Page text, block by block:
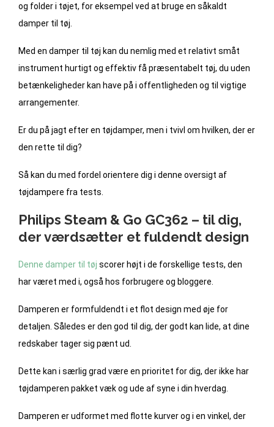
og folder i tøjet, for eksempel ved at bruge en såkaldt
damper til tøj.
Med en damper til tøj kan du nemlig med et relativt småt
instrument hurtigt og effektiv få præsentabelt tøj, du uden
betænkeligheder kan have på i offentligheden og til vigtige
arrangementer.
Er du på jagt efter en tøjdamper, men i tvivl om hvilken, der er
den rette til dig?
Så kan du med fordel orientere dig i denne oversigt af
tøjdampere fra tests.
Philips Steam & Go GC362 – til dig,
der værdsætter et fuldendt design
Denne damper til tøj scorer højt i de forskellige tests, den
har været med i, også hos forbrugere og bloggere.
Damperen er formfuldendt i et flot design med øje for
detaljen. Således er den god til dig, der godt kan lide, at dine
redskaber tager sig pænt ud.
Dette kan i særlig grad være en prioritet for dig, der ikke har
tøjdamperen pakket væk og ude af syne i din hverdag.
Damperen er udformet med flotte kurver og i en vinkel, der